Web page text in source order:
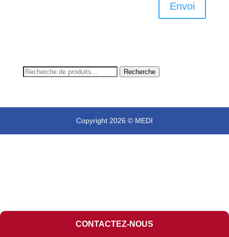
Envoi
Recherche
Recherche
Copyright 2026 © MEDI
CONTACTEZ-NOUS